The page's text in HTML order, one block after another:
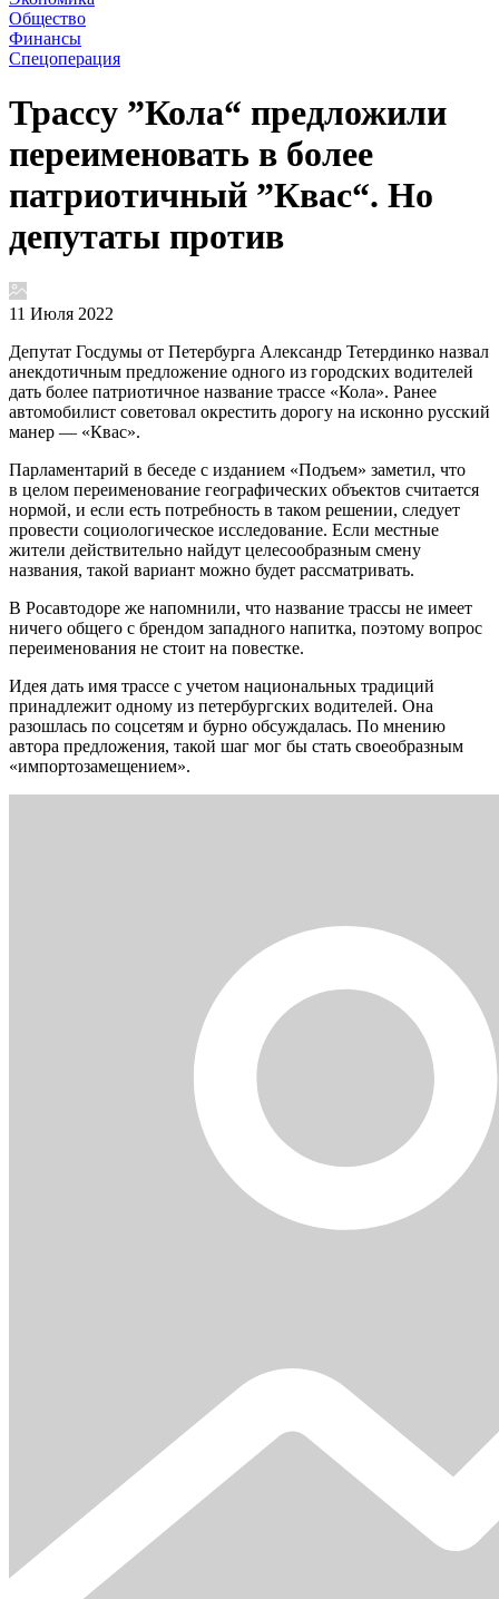
Общество
Финансы
Спецоперация
Трассу ”Кола“ предложили
переименовать в более
патриотичный ”Квас“. Но
депутаты против
11 Июля 2022
Депутат Госдумы от Петербурга Александр Тетердинко назвал
анекдотичным предложение одного из городских водителей
дать более патриотичное название трассе «Кола». Ранее
автомобилист советовал окрестить дорогу на исконно русский
манер — «Квас».
Парламентарий в беседе с изданием «Подъем» заметил, что
в целом переименование географических объектов считается
нормой, и если есть потребность в таком решении, следует
провести социологическое исследование. Если местные
жители действительно найдут целесообразным смену
названия, такой вариант можно будет рассматривать.
В Росавтодоре же напомнили, что название трассы не имеет
ничего общего с брендом западного напитка, поэтому вопрос
переименования не стоит на повестке.
Идея дать имя трассе с учетом национальных традиций
принадлежит одному из петербургских водителей. Она
разошлась по соцсетям и бурно обсуждалась. По мнению
автора предложения, такой шаг мог бы стать своеобразным
«импортозамещением».